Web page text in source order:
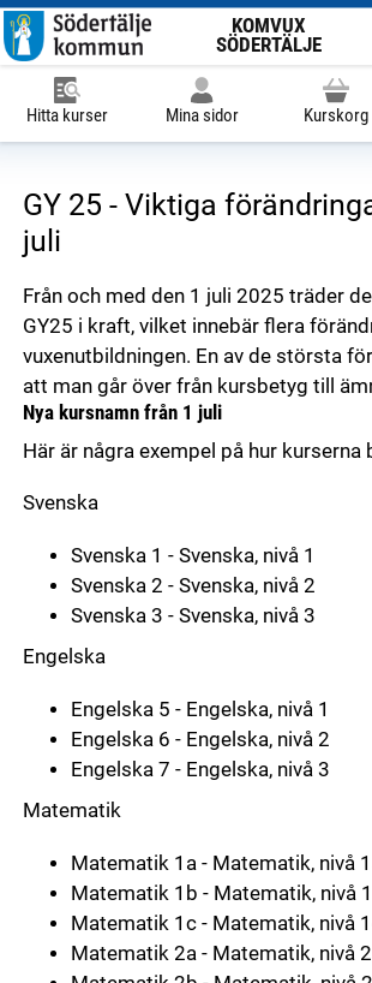
KOMVUX
SÖDERTÄLJE
Hitta kurser Mina sidor Kurskorg
GY 25 - Viktiga
juli
Från och med den 1 juli 2025 träder
GY25 i kraft, vilket innebär flera
vuxenutbildningen. En av de största
att man går över från kursbetyg till
Nya kursnamn från 1 juli
Här är några exempel på hur kurserna
Svenska
Svenska 1 - Svenska, nivå 1
Svenska 2 - Svenska, nivå 2
Svenska 3 - Svenska, nivå 3
Engelska
Engelska 5 - Engelska, nivå 1
Engelska 6 - Engelska, nivå 2
Engelska 7 - Engelska, nivå 3
Matematik
Matematik 1a - Matematik, nivå
Matematik 1b - Matematik, nivå
Matematik 1c - Matematik, nivå
Matematik 2a - Matematik, nivå